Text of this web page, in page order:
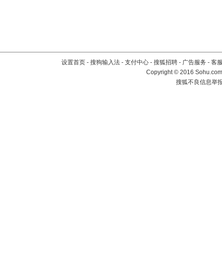
设置首页 - 搜狗输入法 - 支付中心 - 搜狐招聘 - 广告服务 - 客
Copyright©2016
搜狐不良信息举